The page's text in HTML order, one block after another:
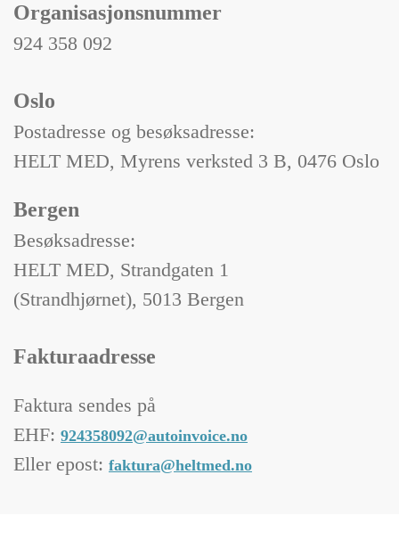
Organisasjonsnummer
924 358 092
Oslo
Postadresse og besøksadresse:
HELT MED, Myrens verksted 3 B, 0476 Oslo
Bergen
Besøksadresse:
HELT MED, Strandgaten 1
(Strandhjørnet), 5013 Bergen
Fakturaadresse
Faktura sendes på
EHF: 924358092@autoinvoice.no
Eller epost: faktura@heltmed.no